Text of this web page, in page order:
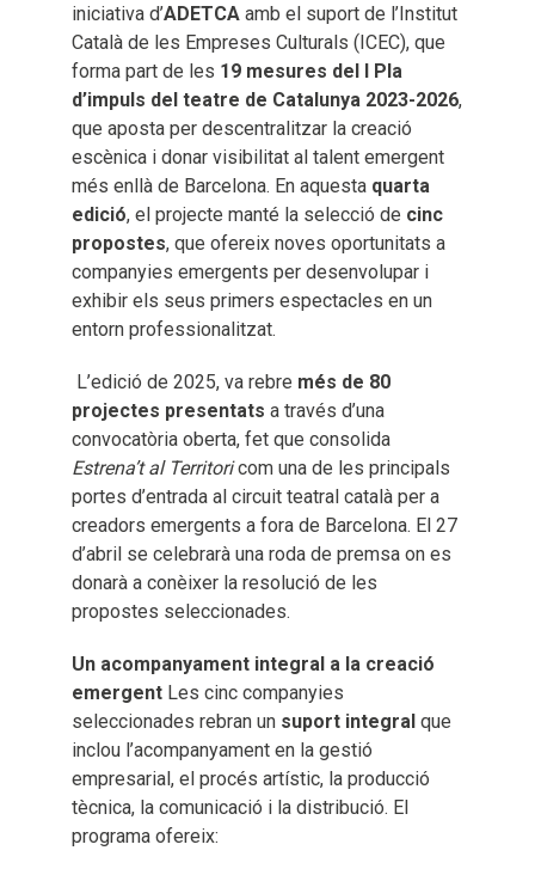
iniciativa d’ADETCA amb el suport de l’Institut
Català de les Empreses Culturals (ICEC), que
forma part de les 19 mesures del I Pla
d’impuls del teatre de Catalunya 2023-2026,
que aposta per descentralitzar la creació
escènica i donar visibilitat al talent emergent
més enllà de Barcelona. En aquesta quarta
edició, el projecte manté la selecció de cinc
propostes, que ofereix noves oportunitats a
companyies emergents per desenvolupar i
exhibir els seus primers espectacles en un
entorn professionalitzat.
L’edició de 2025, va rebre més de 80
projectes presentats a través d’una
convocatòria oberta, fet que consolida
Estrena’t al Territoricom una de les principals
portes d’entrada al circuit teatral català per a
creadors emergents a fora de Barcelona. El 27
d’abril se celebrarà una roda de premsa on es
donarà a conèixer la resolució de les
propostes seleccionades.
Un acompanyament integral a la creació
emergent Les cinc companyies
seleccionades rebran un suport integral que
inclou l’acompanyament en la gestió
empresarial, el procés artístic, la producció
tècnica, la comunicació i la distribució. El
programa ofereix: